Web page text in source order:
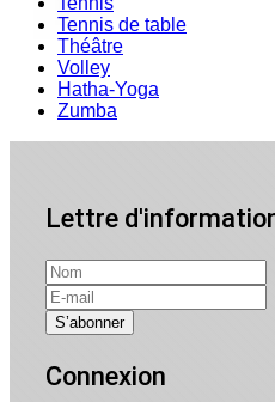
Tennis de table
Théâtre
Volley
Hatha-Yoga
Zumba
Lettre
Connexion